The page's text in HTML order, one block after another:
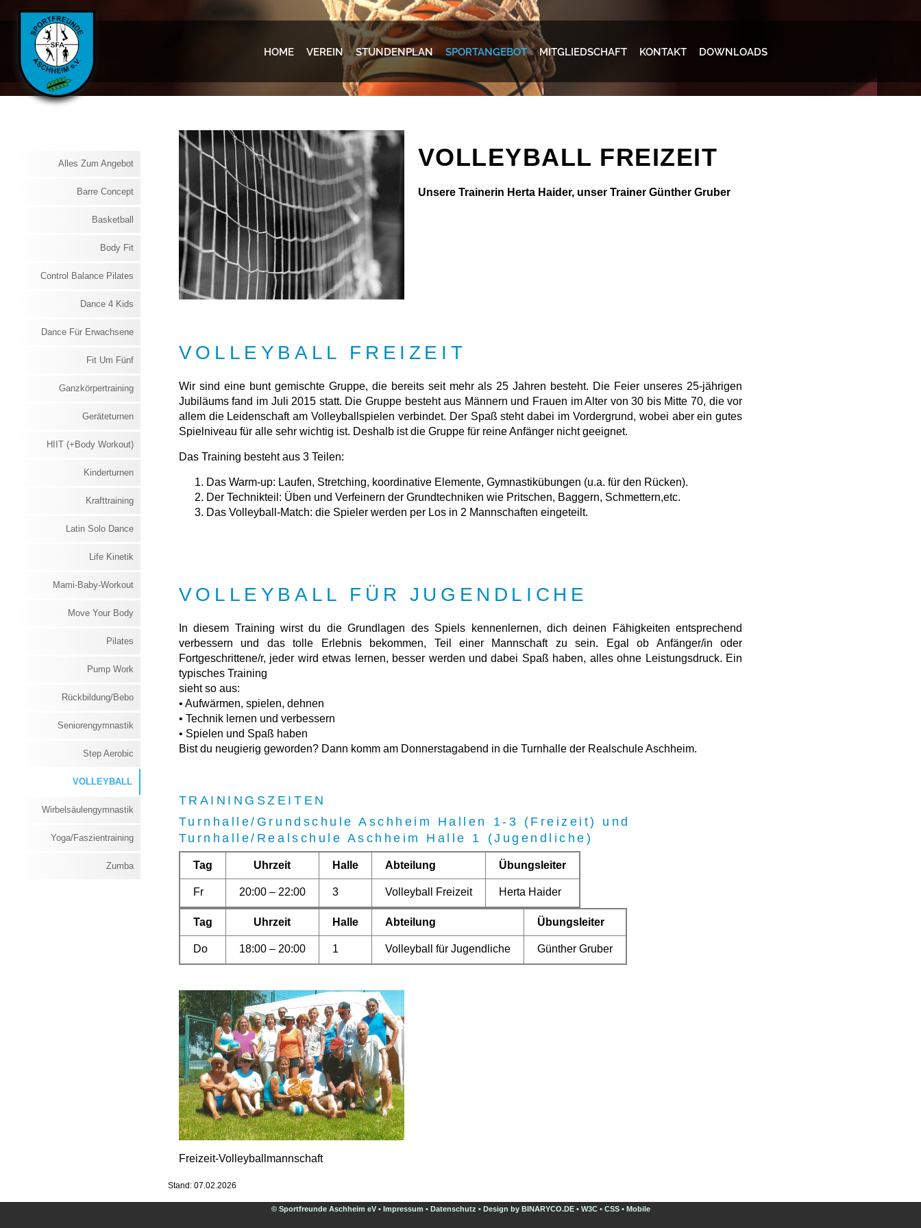
HOME VEREIN STUNDENPLAN SPORTANGEBOT MITGLIEDSCHAFT KONTAKT DOWNLOADS
VOLLEYBALL FREIZEIT
Unsere Trainerin Herta Haider, unser Trainer Günther Gruber
VOLLEYBALL FREIZEIT
Wir sind eine bunt gemischte Gruppe, die bereits seit mehr als 25 Jahren besteht. Die Feier unseres 25-jährigen
Jubiläums fand im Juli 2015 statt. Die Gruppe besteht aus Männern und Frauen im Alter von 30 bis Mitte 70, die vor
allem die Leidenschaft am Volleyballspielen verbindet. Der Spaß steht dabei im Vordergrund, wobei aber ein gutes
Spielniveau für alle sehr wichtig ist. Deshalb ist die Gruppe für reine Anfänger nicht geeignet.
Das Training besteht aus 3 Teilen:
Das Warm-up: Laufen, Stretching, koordinative Elemente, Gymnastikübungen (u.a. für den Rücken).
Der Technikteil: Üben und Verfeinern der Grundtechniken wie Pritschen, Baggern, Schmettern,etc.
Das Volleyball-Match: die Spieler werden per Los in 2 Mannschaften eingeteilt.
VOLLEYBALL FÜR JUGENDLICHE
In diesem Training wirst du die Grundlagen des Spiels kennenlernen, dich deinen Fähigkeiten entsprechend
verbessern und das tolle Erlebnis bekommen, Teil einer Mannschaft zu sein. Egal ob Anfänger/in oder
Fortgeschrittene/r, jeder wird etwas lernen, besser werden und dabei Spaß haben, alles ohne Leistungsdruck. Ein
typisches Training
sieht so aus:
• Aufwärmen, spielen, dehnen
• Technik lernen und verbessern
• Spielen und Spaß haben
Bist du neugierig geworden? Dann komm am Donnerstagabend in die Turnhalle der Realschule Aschheim.
TRAININGSZEITEN
Turnhalle/Grundschule Aschheim Hallen 1-3 (Freizeit) und
Turnhalle/Realschule Aschheim Halle 1 (Jugendliche)
Tag Uhrzeit Halle Abteilung Übungsleiter
Fr 20:00 – 22:00 3 Volleyball Freizeit Herta Haider
Tag Uhrzeit Halle Abteilung Übungsleiter
Do 18:00 – 20:00 1 Volleyball für Jugendliche Günther Gruber
Freizeit-Volleyballmannschaft
Stand: 07.02.2026
Alles Zum Angebot
Barre Concept
Basketball
Body Fit
Control Balance Pilates
Dance 4 Kids
Dance Für Erwachsene
Fit Um Fünf
Ganzkörpertraining
Geräteturnen
HIIT (+Body Workout)
Kinderturnen
Krafttraining
Latin Solo Dance
Life Kinetik
Mami-Baby-Workout
Move Your Body
Pilates
Pump Work
Rückbildung/Bebo
Seniorengymnastik
Step Aerobic
VOLLEYBALL
Wirbelsäulengymnastik
Yoga/Faszientraining
Zumba
© Sportfreunde Aschheim eV • Impressum • Datenschutz • Design by BINARYCO.DE• W3C • CSS • Mobile